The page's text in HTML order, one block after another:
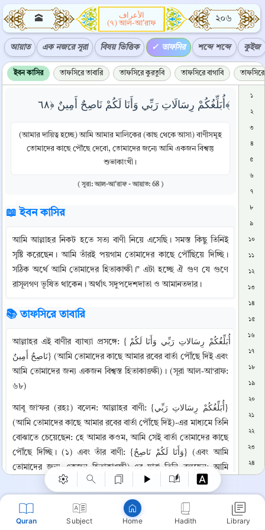
Quran Subject Home Hadith Library
🕋
الأعراف
(৭) আল-আ'রাফ
২০৬
আয়াত এক নজরে সূরা বিষয় ভিত্তিক তাফসির শব্দে শব্দে কুইজ
ইবন কাসির তাফসিরে তাবারি তাফসিরে কুরতুবি তাফসিরে বাগাবি তাফসিরে
أُبَلِّغُكُمْ رِسَالَاتِ رَبِّي وَأَنَا لَكُمْ نَاصِحٌ أَمِينٌ ﴿٦٨﴾
(আমার দায়িত্ব হচ্ছে) আমি আমার মালিকের (কাছ থেকে আসা) বাণীসমূহ
তোমাদের কাছে পৌঁছে দেবো, তোমাদের জন্যে আমি একজন বিশ্বস্তু
শুভাকাংখী।
( সূরা: আল-আ'রাফ - আয়াত: 68 )
📖 ইবন কাসির
আমি আল্লাহর নিকট হতে সত্য বাণী নিয়ে এসেছি। সমস্ত কিছু তিনিই
সৃষ্টি করেছেন। আমি তাঁরই পয়গাম তোমাদের কাছে পৌঁছিয়ে দিচ্ছি।
সঠিক অর্থে আমি তোমাদের হিতাকাক্ষী।” এটা হচ্ছে ঐ গুণ যে গুণে
রাসূলগণ ভূষিত থাকেন। অর্থাৎ সদুপদেশদাতা ও আমানতদার।
📚 তাফসিরে তাবারি
আল্লাহর এই বাণীর ব্যাখ্যা প্রসঙ্গে: {أُبَلِّغُكُمْ رِسَالاتِ رَبِّي وَأَنَا لَكُمْ
نَاصِحٌ أَمِينٌ} (আমি তোমাদের কাছে আমার রবের বার্তা পৌঁছে দিই এবং
আমি তোমাদের জন্য একজন বিশ্বস্ত হিতাকাঙ্ক্ষী)। (সূরা আল-আ‘রাফ:
৬৮)
আবূ জা‘ফর (রহঃ) বলেন: আল্লাহর বাণী: {أُبَلِّغُكُمْ رِسَالاتِ رَبِّي}
(আমি তোমাদের কাছে আমার রবের বার্তা পৌঁছে দিই)-এর মাধ্যমে তিনি
বোঝাতে চেয়েছেন: হে আমার কওম, আমি সেই বার্তা তোমাদের কাছে
পৌঁছে দিচ্ছি। (১) এবং তাঁর বাণী: {وَأَنَا لَكُمْ نَاصِحٌ} (এবং আমি
তোমাদের জন্য একজন হিতাকাঙ্ক্ষী)-এর দ্বারা তিনি বলছেন: আমি
তোমাদেরকে আল্লাহ ছাড়া অন্য কোনো প্রতিদ্বন্দ্বী বা উপাস্যের উপাসনা
না করে এক আল্লাহর ইবাদত করার যে আদেশ দিচ্ছি এবং আল্লাহর পক্ষ
থেকে যা কিছু নিয়ে এসেছি, তাতে আমাকে সত্য বলে বিশ্বাস করার যে
আহ্বান জানাচ্ছি—এ সকল বিষয়ে আমি তোমাদের জন্য একজন
১
২
৩
৪
৫
৬
৭
৮
৯
১০
১১
১২
১৩
১৪
১৫
১৬
১৭
১৮
১৯
২০
২১
২২
২৩
২৪
২৬
Copy